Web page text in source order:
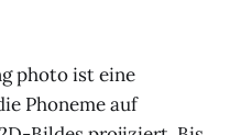
photo ist eine
Phoneme auf